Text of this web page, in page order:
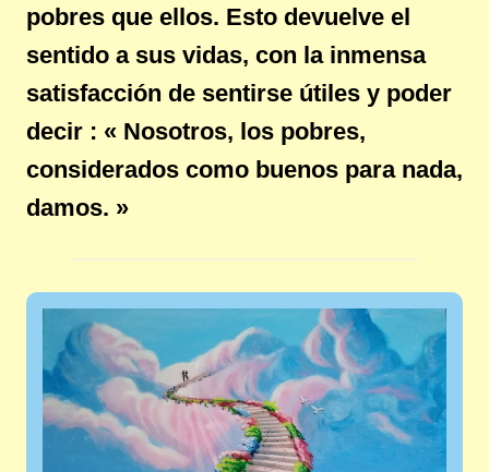
pobres que ellos. Esto devuelve el
sentido a sus vidas, con la inmensa
satisfacción de sentirse útiles y poder
decir : « Nosotros, los pobres,
considerados como buenos para nada,
damos. »